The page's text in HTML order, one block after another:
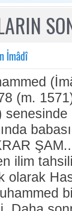
İmâdî
(m.
ilim
olarak